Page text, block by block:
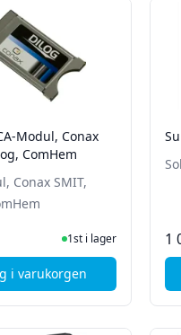
A + 2st USB-C - Svart
Modul, Conax
ComHem
Conax SMIT,
I Lager1st i lager
i varukorgen
, Deltaco CA-Modul,
1